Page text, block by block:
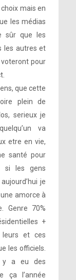
mais en
les médias
sûr que les
les autres et
pour
que cette
plein de
serieux je
va
etre en vie,
santé pour
si les gens
je
amorce à
Genre 70%
+
et ces
les officiels.
y a eu des
ça l’année